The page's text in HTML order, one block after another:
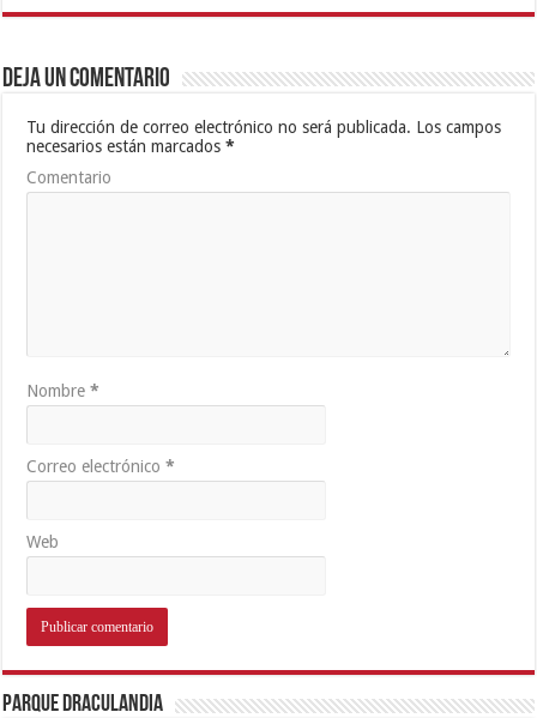
Deja un comentario
Tu dirección de correo electrónico no será publicada. Los campos
necesarios están marcados*
Comentario
Nombre*
Correo electrónico*
Web
Parque Draculandia